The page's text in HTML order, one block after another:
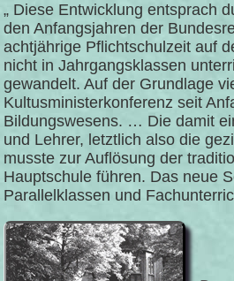
„ Diese Entwicklung entsprach
den Anfangsjahren der
achtjährige Pflichtschulzeit auf
nicht in Jahrgangsklassen
gewandelt. Auf der Grundlage
Kultusministerkonferenz seit
Bildungswesens. … Die damit
und Lehrer, letztlich also die
musste zur Auflösung der
Hauptschule führen. Das neue
Parallelklassen und